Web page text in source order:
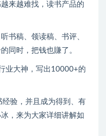
来越难找，读书产品的
书稿、领读稿、书评、
同时，把钱也賺了。
业大神，写出10000+的
验，并且成为得到、有
，来为大家详细讲解如